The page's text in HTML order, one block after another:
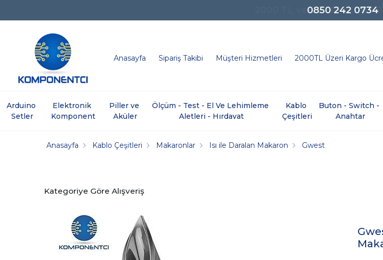
0850 242 0734
Anasayfa Sipariş Takibi Müşteri Hizmetleri 2000TL Üzeri Kargo
Arduino
Setler
Elektronik
Komponent
Piller ve
Aküler
Ölçüm - Test - El Ve Lehimleme
Aletleri - Hırdavat
Kablo
Çeşitleri
Buton - Switch -
Anahtar
Anasayfa Kablo Çeşitleri Makaronlar Isı ile Daralan Makaron Gwest
Kategoriye Göre Alışveriş